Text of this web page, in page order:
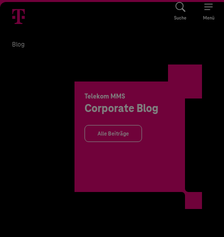
Suche Menü
Blog
Telekom MMS
Corporate Blog
Alle Beiträge